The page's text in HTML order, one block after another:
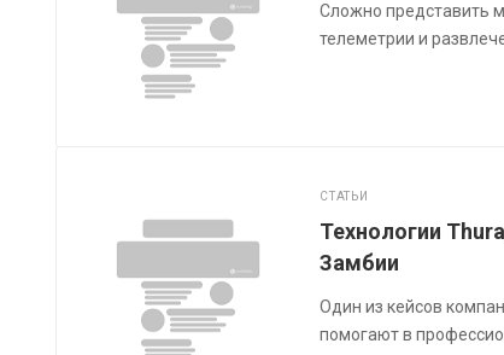
Сложно представить
телеметрии и
СТАТЬИ
Технологии
Замбии
Один из кейсов
помогают в